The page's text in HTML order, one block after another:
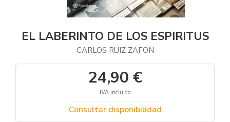
EL LABERINTO DE LOS ESPIRITUS
CARLOS RUIZ ZAFON
24,90 €
IVA incluido
Consultar disponibilidad